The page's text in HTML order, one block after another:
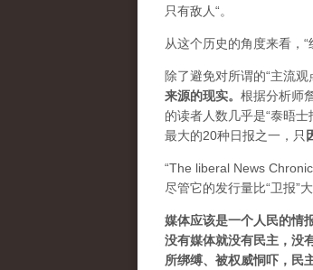
只有敌人“。
从这个历史的角度来看，
除了避免对所谓的“主流
来源的现实。 根据分析师
的读者人数几乎是“泰晤
最大的20种日报之一， 只
“The liberal News
尽管它的发行量比“卫报”大
媒体应该是一个人民的情
没有媒体就没有民主，没
所绑缚、被权威恫吓，民